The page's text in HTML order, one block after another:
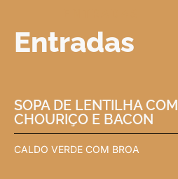
Entradas
SOPA DE LENTILHA COM
CHOURIÇO E BACON
CALDO VERDE COM BROA